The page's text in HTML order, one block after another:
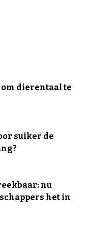
dierentaal te
suiker de
nu
het in